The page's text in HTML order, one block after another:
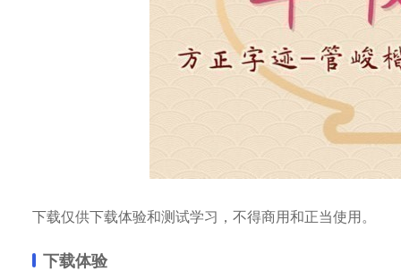
下载仅供下载体验和测试学习，不得商用和正当使用。
下载体验